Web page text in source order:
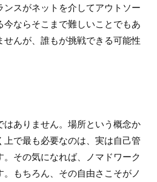
ンスがネットを介してアウトソー
ならそこまで難しいことでもあ
せんが、誰もが挑戦できる可能性
はありません。場所という概念か
上で最も必要なのは、実は自己管
その気になれば、ノマドワーク
もちろん、その自由さこそがノ